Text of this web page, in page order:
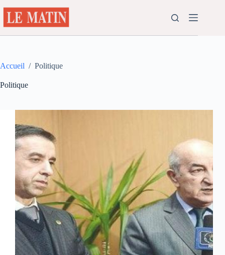
au
contenu
Accueil / Politique
Politique